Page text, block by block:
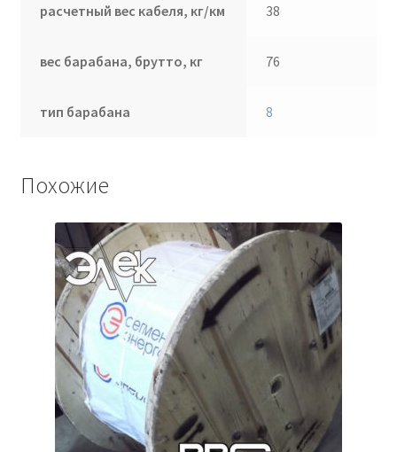
расчетный вес кабеля, кг/км 38
вес барабана, брутто, кг 76
тип барабана 8
Похожие